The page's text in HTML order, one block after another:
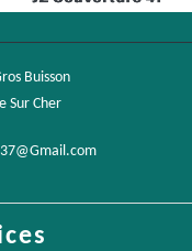
Buisson
Sur Cher